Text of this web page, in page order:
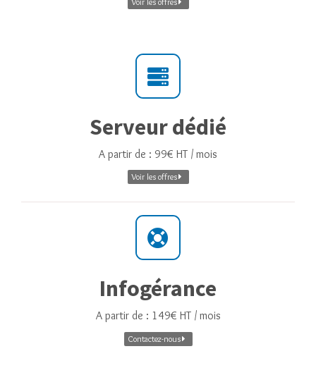
Serveur dédié
A partir de : 99€ HT / mois
Voir les offres
Infogérance
A partir de : 149€ HT / mois
Contactez-nous